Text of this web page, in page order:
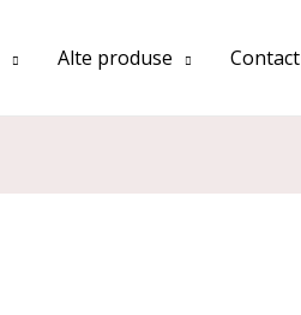
Alte produse Contact